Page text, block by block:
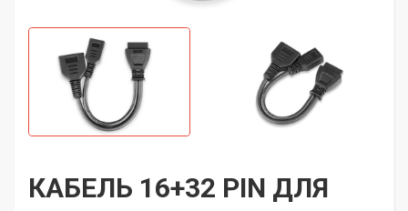
КАБЕЛЬ 16+32 PIN ДЛЯ